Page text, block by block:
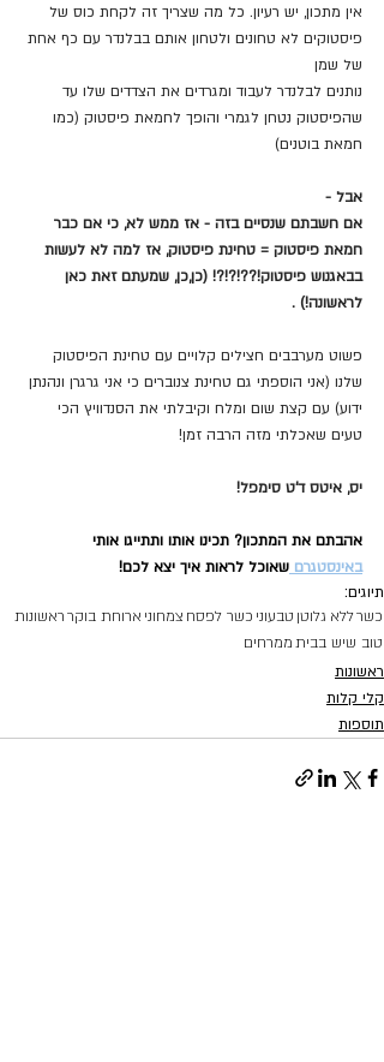
אין מתכון, יש רעיון. כל מה שצריך זה לקחת כוס של
פיסטוקים לא טחונים ולטחון אותם בבלנדר עם כף אחת
של שמן
נותנים לבלנדר לעבוד ומגרדים את הצדדים שלו עד
שהפיסטוק נטחן לגמרי והופך לחמאת פיסטוק (כמו
חמאת בוטנים)
אבל -
אם חשבתם שנסיים בזה - אז ממש לא, כי אם כבר
חמאת פיסטוק = טחינת פיסטוק, אז למה לא לעשות
בבאגנוש פיסטוק!??!?!?! (כן,כן, שמעתם זאת כאן
לראשונה!) .
פשוט מערבבים חצילים קלויים עם טחינת הפיסטוק
שלנו (אני הוספתי גם טחינת צנוברים כי אני גרגרן ונהנתן
ידוע) עם קצת שום ומלח וקיבלתי את הסנדוויץ הכי
טעים שאכלתי מזה הרבה זמן!
יס, איטס ד'ט סימפל!
אהבתם את המתכון? תכינו אותו ותתייגו אותי
באינסטגרם שאוכל לראות איך יצא לכם!
תיוגים:
כשרללא גלוטן טבעוני כשר לפסח צמחוני ארוחת בוקרראשונות
טוב שיש בביתממרחים
ראשונות
קלי קלות
תוספות